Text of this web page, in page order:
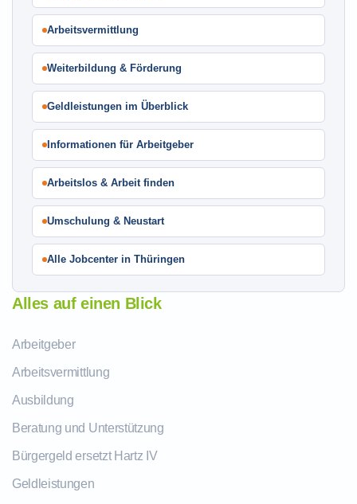
Arbeitsvermittlung
Weiterbildung & Förderung
Geldleistungen im Überblick
Informationen für Arbeitgeber
Arbeitslos & Arbeit finden
Umschulung & Neustart
Alle Jobcenter in Thüringen
Alles auf einen Blick
Arbeitgeber
Arbeitsvermittlung
Ausbildung
Beratung und Unterstützung
Bürgergeld ersetzt Hartz IV
Geldleistungen